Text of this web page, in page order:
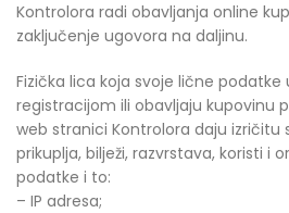
Kontrolora radi obavljanja online
zaključenje ugovora na daljinu.
Fizička lica koja svoje lične
registracijom ili obavljaju kupovinu
web stranici Kontrolora daju izričitu
prikuplja, bilježi, razvrstava, koristi i
podatke i to:
– IP adresa;